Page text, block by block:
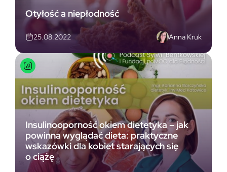
Otyłość a niepłodność
25.08.2022 Anna Kruk
Insulinooporność okiem dietetyka – jak
powinna wyglądać dieta: praktyczne
wskazówki dla kobiet starających się
o ciążę